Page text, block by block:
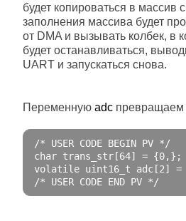
будет копироваться в
заполнения массива будет
от DMA и вызывать колбек, в
будет останавливаться,
UART и запускаться снова.
Переменную adc превращаем
/* USER CODE BEGIN PV */
char trans_str [64] = {0,};
volatile uint16_t adc [2] =
/* USER CODE END PV */